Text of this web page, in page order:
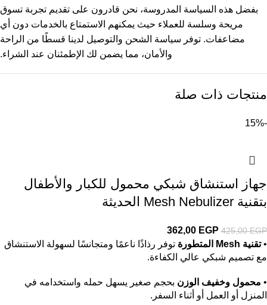
بفضل هذه السياسة المدروسة، نحن قادرون على تقديم تجربة تسوق
مريحة وسلسة للعملاء حيث يمكنهم الاستمتاع بالخدمات دون أي
مضاعفات. توفر سياسة الشحن والتوصيل لدينا قسطًا من الراحة
والأمان، مما يضمن لك الإطمئنان عند الشراء.
منتجات ذات صلة
-15%
جهاز استنشاق شبكي محمول للكبار والأطفال
بتقنية Mesh Nebulizer الحديثة
425,00EGP
362,00 EGP
•تقنية Mesh المتطورة
توفر رذاذًا ناعمًا ومتجانسًا لسهولة الاستنشاق
مع تصميم شبكي عالي الكفاءة.
• محمول وخفيف الوزن بحجم صغير يسهل حمله واستخدامه في
المنزل أو العمل أو أثناء السفر.